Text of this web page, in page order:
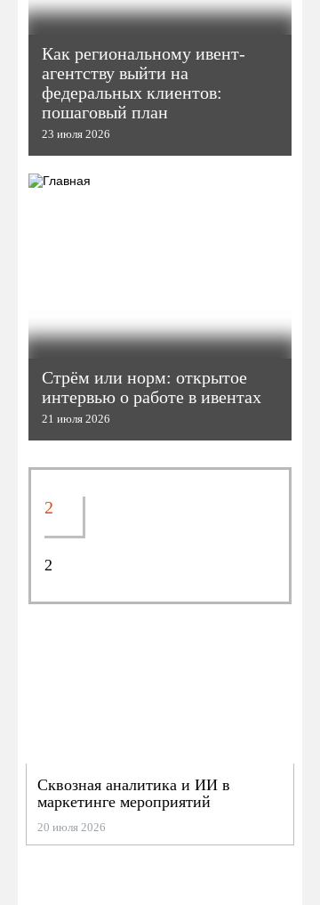
Как региональному ивент-
агентству выйти на
федеральных клиентов:
пошаговый план
23 июля 2026
Стрём или норм: открытое
интервью о работе в ивентах
21 июля 2026
2
2
Сквозная аналитика и ИИ в
маркетинге мероприятий
20 июля 2026